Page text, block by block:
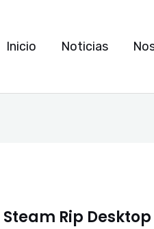
Inicio Noticias
Rip